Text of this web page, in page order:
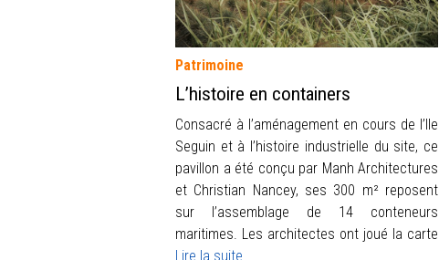
Patrimoine
L’histoire en containers
Consacré à l’aménagement en cours de l’Ile
Seguin et à l’histoire industrielle du site, ce
pavillon a été conçu par Manh Architectures
et Christian Nancey, ses 300 m² reposent
sur l’assemblage de 14 conteneurs
maritimes. Les architectes ont joué la carte
Lire la suite